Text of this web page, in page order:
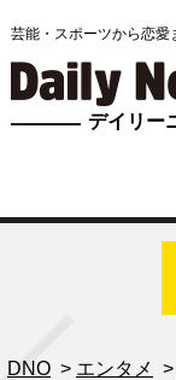
芸能・スポーツから恋
デイリー
DNO > エンタメ >